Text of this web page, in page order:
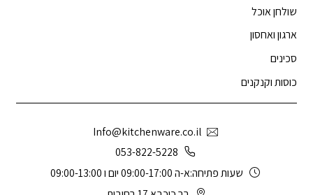
שולחן אוכל
ארגון ואחסון
סכינים
כוסות וקנקנים
Info@kitchenware.co.il
053-822-5228
שעות פתיחה:א-ה 09:00-17:00 יום ו 09:00-13:00